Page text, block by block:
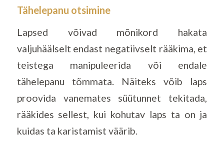
Tähelepanu otsimine
Lapsed võivad mõnikord hakata
valjuhäälselt endast negatiivselt rääkima, et
teistega manipuleerida või endale
tähelepanu tõmmata. Näiteks võib laps
proovida vanemates süütunnet tekitada,
rääkides sellest, kui kohutav laps ta on ja
kuidas ta karistamist väärib.